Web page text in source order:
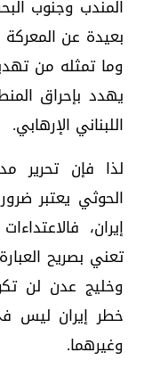
المندب وجنوب
بعيدة عن المعركة
وما تمثله من
يهدد بإحراق
اللبناني الإرهابي.
لذا فإن تحرير
الحوثي يعتبر
إيران،
تعني بصريح
وخليج عدن لن
خطر إيران ليس
وغيرهما.